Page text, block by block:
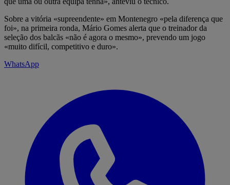
Sobre a vitória «supreendente» em Montenegro «pela diferença que
foi», na primeira ronda, Mário Gomes alerta que o treinador da
seleção dos balcãs «não é agora o mesmo», prevendo um jogo
«muito difícil, competitivo e duro».
WhatsApp